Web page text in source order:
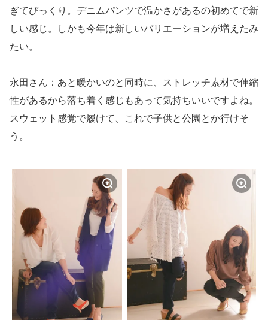
ぎてびっくり。デニムパンツで温かさがあるの初めてで新
しい感じ。しかも今年は新しいバリエーションが増えたみ
たい。
永田さん：あと暖かいのと同時に、ストレッチ素材で伸縮
性があるから落ち着く感じもあって気持ちいいですよね。
スウェット感覚で履けて、これで子供と公園とか行けそ
う。